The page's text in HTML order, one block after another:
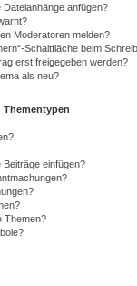
anfügen?
Moderatoren melden?
Schaltfläche beim
erst freigegeben werden?
als neu?
Beiträge einfügen?
Themen?